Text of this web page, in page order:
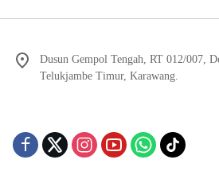
Dusun Gempol Tengah, RT 012/007,
Telukjambe Timur, Karawang.